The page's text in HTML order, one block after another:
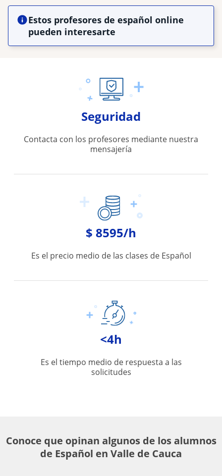
Estos profesores de español online
pueden interesarte
Seguridad
Contacta con los profesores mediante nuestra
mensajería
$ 8595/h
Es el precio medio de las clases de Español
<4h
Es el tiempo medio de respuesta a las
solicitudes
Conoce que opinan algunos de los alumnos
de Español en Valle de Cauca